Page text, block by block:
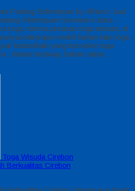
Padang Sidempuan by Alfairuz Jual
Sidempuan Sumatera Utara –
toga. terima pesanan toga wisuda, di
beberapa model bahan kain toga.
bahan/kain yang konveksi toga
: bahan bestway, bahan saten,
Toga Wisuda Cirebon
Berkualitas Cirebon